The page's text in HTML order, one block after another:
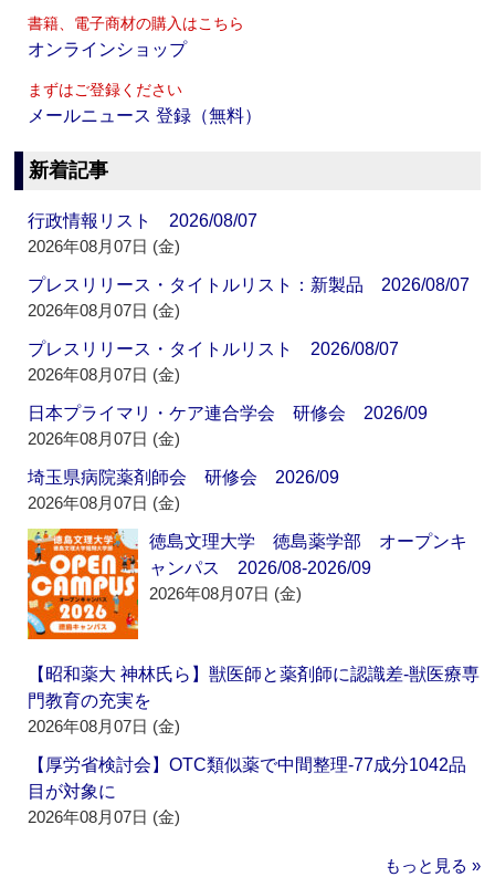
書籍、電子商材の購入はこちら
オンラインショップ
まずはご登録ください
メールニュース 登録（無料）
新着記事
行政情報リスト 2026/08/07
2026年08月07日 (金)
プレスリリース・タイトルリスト：新製品 2026/08/07
2026年08月07日 (金)
プレスリリース・タイトルリスト 2026/08/07
2026年08月07日 (金)
日本プライマリ・ケア連合学会 研修会 2026/09
2026年08月07日 (金)
埼玉県病院薬剤師会 研修会 2026/09
2026年08月07日 (金)
徳島文理大学 徳島薬学部 オープンキ
ャンパス 2026/08-2026/09
2026年08月07日 (金)
【昭和薬大 神林氏ら】獣医師と薬剤師に認識差‐獣医療専
門教育の充実を
2026年08月07日 (金)
【厚労省検討会】OTC類似薬で中間整理‐77成分1042品
目が対象に
2026年08月07日 (金)
もっと見る »